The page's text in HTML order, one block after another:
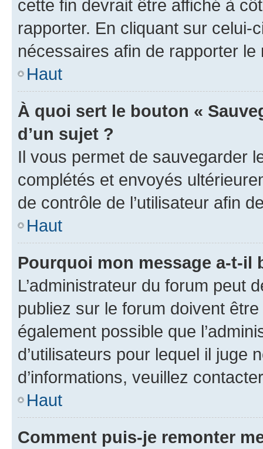
cette fin devrait être affiché à
rapporter. En cliquant sur
nécessaires afin de rapporter le
Haut
À quoi sert le bouton «
d’un sujet ?
Il vous permet de sauvegarder
complétés et envoyés
de contrôle de l’utilisateur afin
Haut
Pourquoi mon message a-t-il
L’administrateur du forum peut
publiez sur le forum doivent
également possible que
d’utilisateurs pour lequel il juge
d’informations, veuillez
Haut
Comment puis-je remonter